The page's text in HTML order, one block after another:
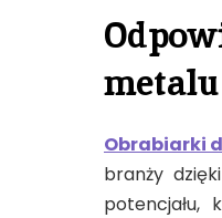
metalu
Obrabiarki
branży
potencjału,